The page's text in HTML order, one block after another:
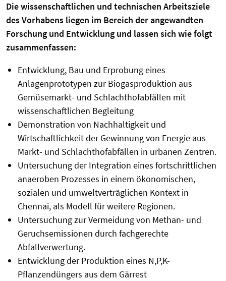
Die wissenschaftlichen und technischen Arbeitsziele
des Vorhabens liegen im Bereich der angewandten
Forschung und Entwicklung und lassen sich wie folgt
zusammenfassen:
Entwicklung, Bau und Erprobung eines
Anlagenprototypen zur Biogasproduktion aus
Gemüsemarkt- und Schlachthofabfällen mit
wissenschaftlichen Begleitung
Demonstration von Nachhaltigkeit und
Wirtschaftlichkeit der Gewinnung von Energie aus
Markt- und Schlachthofabfällen in urbanen Zentren.
Untersuchung der Integration eines fortschrittlichen
anaeroben Prozesses in einem ökonomischen,
sozialen und umweltverträglichen Kontext in
Chennai, als Modell für weitere Regionen.
Untersuchung zur Vermeidung von Methan- und
Geruchsemissionen durch fachgerechte
Abfallverwertung.
Entwicklung der Produktion eines N,P,K-
Pflanzendüngers aus dem Gärrest